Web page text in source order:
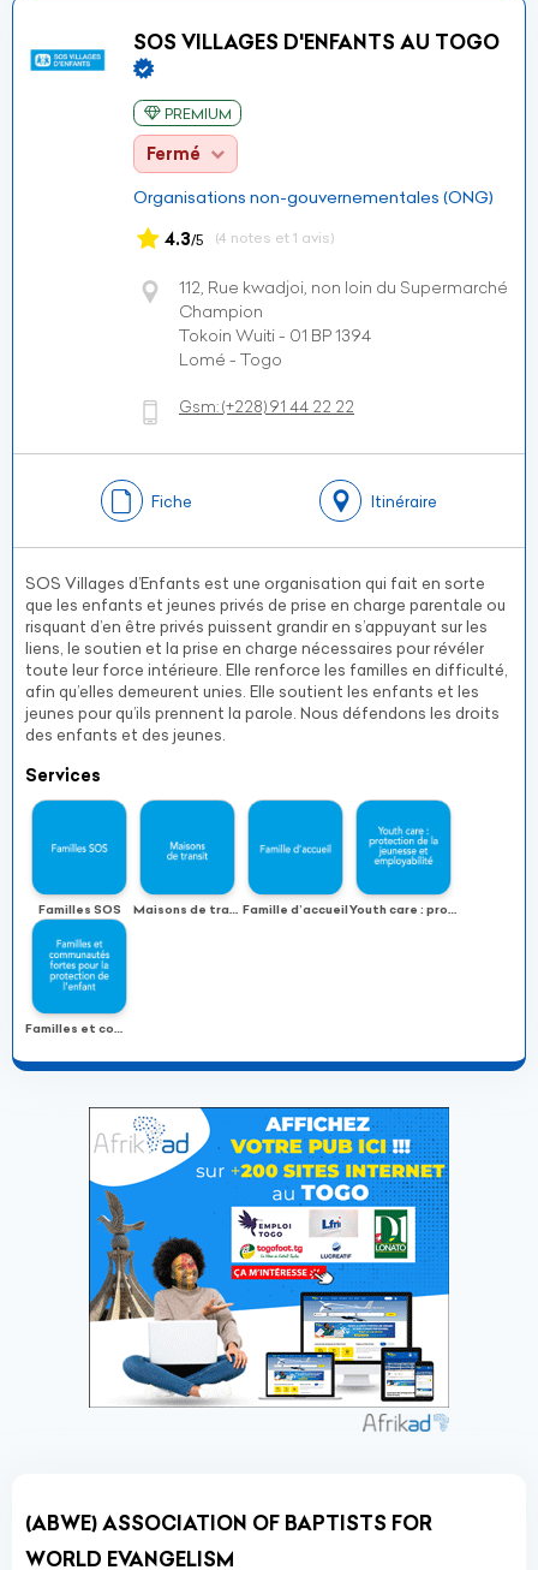
SOS VILLAGES D'ENFANTS AU TOGO
PREMIUM
Fermé
Organisations non-gouvernementales (ONG)
4.3/5 (4 notes et 1 avis)
112, Rue kwadjoi, non loin du Supermarché
Champion
Tokoin Wuiti - 01 BP 1394
Lomé - Togo
Gsm:(+228)91 44 22 22
Fiche Itinéraire
SOS Villages d’Enfants est une organisation qui fait en sorte
que les enfants et jeunes privés de prise en charge parentale ou
risquant d’en être privés puissent grandir en s’appuyant sur les
liens, le soutien et la prise en charge nécessaires pour révéler
toute leur force intérieure. Elle renforce les familles en difficulté,
afin qu’elles demeurent unies. Elle soutient les enfants et les
jeunes pour qu’ils prennent la parole. Nous défendons les droits
des enfants et des jeunes.
Services
Familles SOS Maisons de transit Famille d’accueil Youth care : protection de la jeunesse et employabilité
Familles et communautés fortes pour la protection de l’enfant
(ABWE) ASSOCIATION OF BAPTISTS FOR
WORLD EVANGELISM